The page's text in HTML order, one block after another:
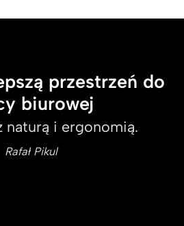
przestrzeń do
biurowej
naturą i ergonomią.
Rafał Pikul